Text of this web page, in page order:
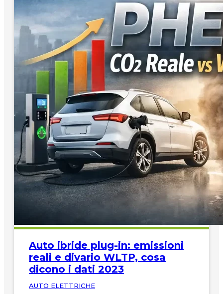
Auto ibride plug-in: emissioni
reali e divario WLTP, cosa
dicono i dati 2023
AUTO ELETTRICHE